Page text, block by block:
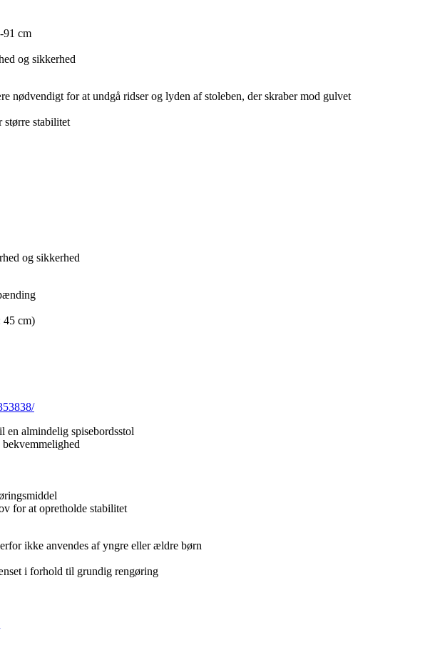
91 cm
og sikkerhed
for at undgå ridser og lyden af stoleben, der skraber mod gulvet
større stabilitet
og sikkerhed
45 cm)
en almindelig spisebordsstol
for at opretholde stabilitet
ikke anvendes af yngre eller ældre børn
i forhold til grundig rengøring